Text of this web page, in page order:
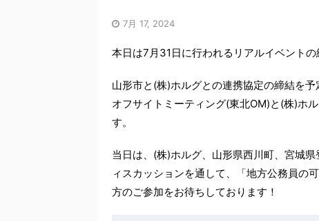
7月 17, 2024
本日は7月31日に行われるリアルイベントの
山形市と(株)ホルグとの連携協定の締結を
オフサイトミーティング(東北OM)と(株)ホ
す。
当日は、(株)ホルグ、山形県西川町、宮城
ィスカッションを通して、「地方公務員の
方のご参加をお待ちしております！